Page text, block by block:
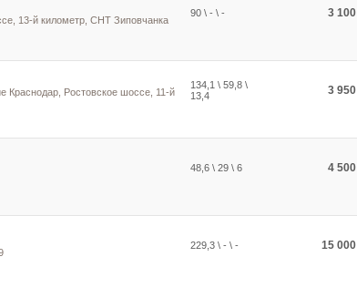
13-й километр, СНТ Зиповчанка
90 \ - \ - 3 100
Краснодар, Ростовское шоссе, 11-й
134,1 \ 59,8 \
13,4
3 950
48,6 \ 29 \ 6 4 500
229,3 \ - \ - 15 000